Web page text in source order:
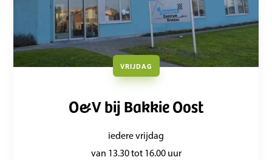
VRIJDAG
O&V bij Bakkie Oost
iedere vrijdag
van 13.30 tot 16.00 uur